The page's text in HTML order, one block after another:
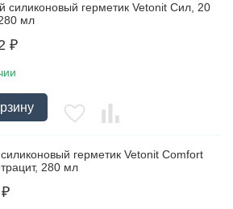
силиконовый герметик Vetonit Сил, 20
мл
₽
герметик Vetonit Comfort
280 мл
₽